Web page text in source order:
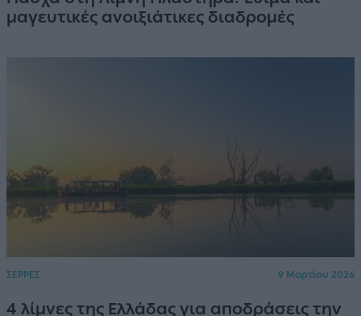
μαγευτικές ανοιξιάτικες διαδρομές
ΣΕΡΡΕΣ 9 Μαρτίου 2026
4 λίμνες της Ελλάδας για αποδράσεις την